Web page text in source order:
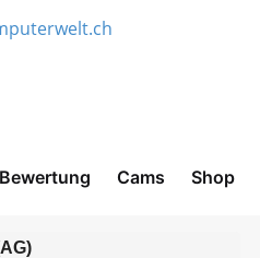
Bewertung Cams Shop